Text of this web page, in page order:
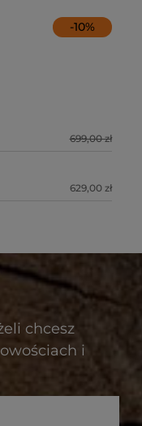
-10%
699,00 zł
629,00 zł
chcesz
i